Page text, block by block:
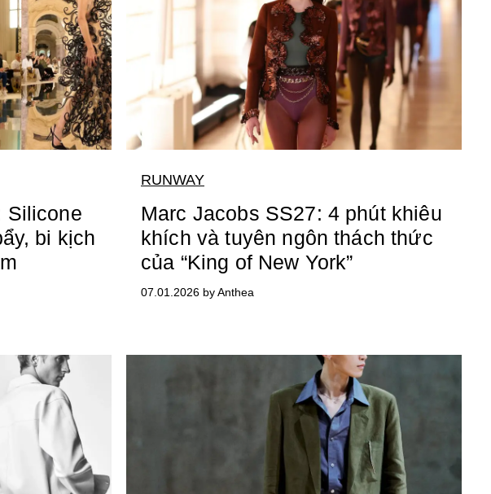
Silicone
bi kịch
RUNWAY
Marc Jacobs SS27: 4 phút khiêu
khích và tuyên ngôn thách thức
của “King of New York”
07.01.2026 by Anthea